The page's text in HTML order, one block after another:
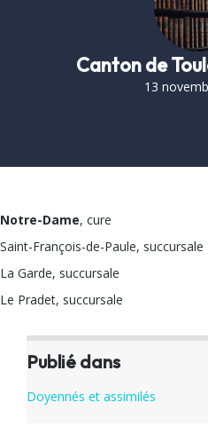
Canton de
13
Notre-Dame, cure
Saint-François-de-Paule, succursale
La Garde, succursale
Le Pradet, succursale
Publié dans
Doyennés et assimilés